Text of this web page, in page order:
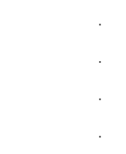
·
·
·
·